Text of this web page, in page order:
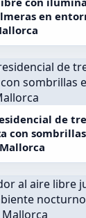
en
de
con